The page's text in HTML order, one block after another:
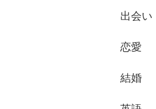
出会い
恋愛
結婚